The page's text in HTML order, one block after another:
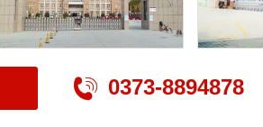
 0373-8894878